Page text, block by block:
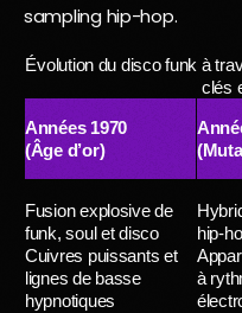
sampling hip-hop.
Évolution du disco funk à
clés
Années 1970
(Âge d’or)
Fusion explosive de
funk, soul et disco
Cuivres puissants et
lignes de basse
hypnotiques
hip-
à